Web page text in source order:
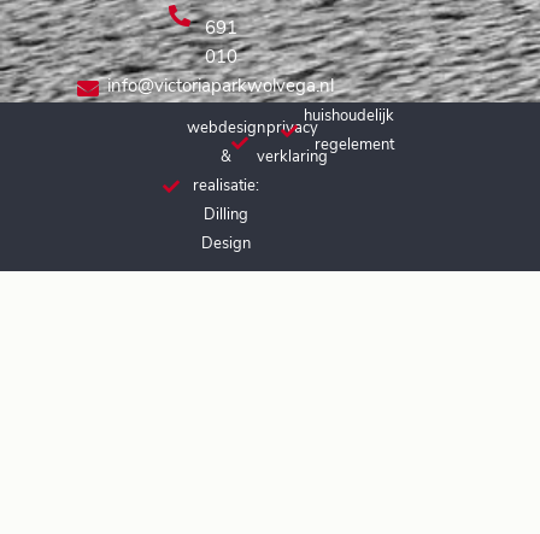
691
010
info@victoriaparkwolvega.nl
webdesign
&
realisatie:
Dilling
Design
privacy
verklaring
huishoudelijk
regelement